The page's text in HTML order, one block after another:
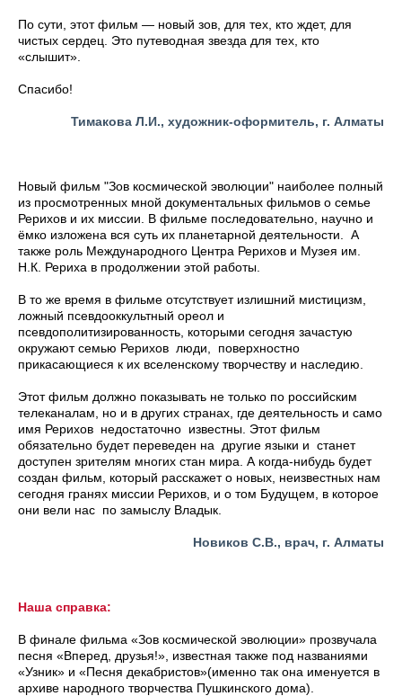
По сути, этот фильм — новый зов, для тех, кто ждет, для
чистых сердец. Это путеводная звезда для тех, кто
«слышит».
Спасибо!
Тимакова Л.И., художник-оформитель, г. Алматы
Новый фильм "Зов космической эволюции" наиболее полный
из просмотренных мной документальных фильмов о семье
Рерихов и их миссии. В фильме последовательно, научно и
ёмко изложена вся суть их планетарной деятельности. А
также роль Международного Центра Рерихов и Музея им.
Н.К. Рериха в продолжении этой работы.
В то же время в фильме отсутствует излишний мистицизм,
ложный псевдооккультный ореол и
псевдополитизированность, которыми сегодня зачастую
окружают семью Рерихов люди, поверхностно
прикасающиеся к их вселенскому творчеству и наследию.
Этот фильм должно показывать не только по российским
телеканалам, но и в других странах, где деятельность и само
имя Рерихов недостаточно известны. Этот фильм
обязательно будет переведен на другие языки и станет
доступен зрителям многих стан мира. А когда-нибудь будет
создан фильм, который расскажет о новых, неизвестных нам
сегодня гранях миссии Рерихов, и о том Будущем, в которое
они вели нас по замыслу Владык.
Новиков С.В., врач, г. Алматы
Наша справка:
В финале фильма «Зов космической эволюции» прозвучала
песня «Вперед, друзья!», известная также под названиями
«Узник» и «Песня декабристов»(именно так она именуется в
архиве народного творчества Пушкинского дома).